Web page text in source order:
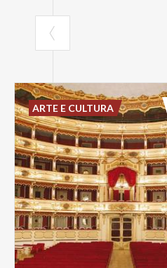
ARTE E CULTURA